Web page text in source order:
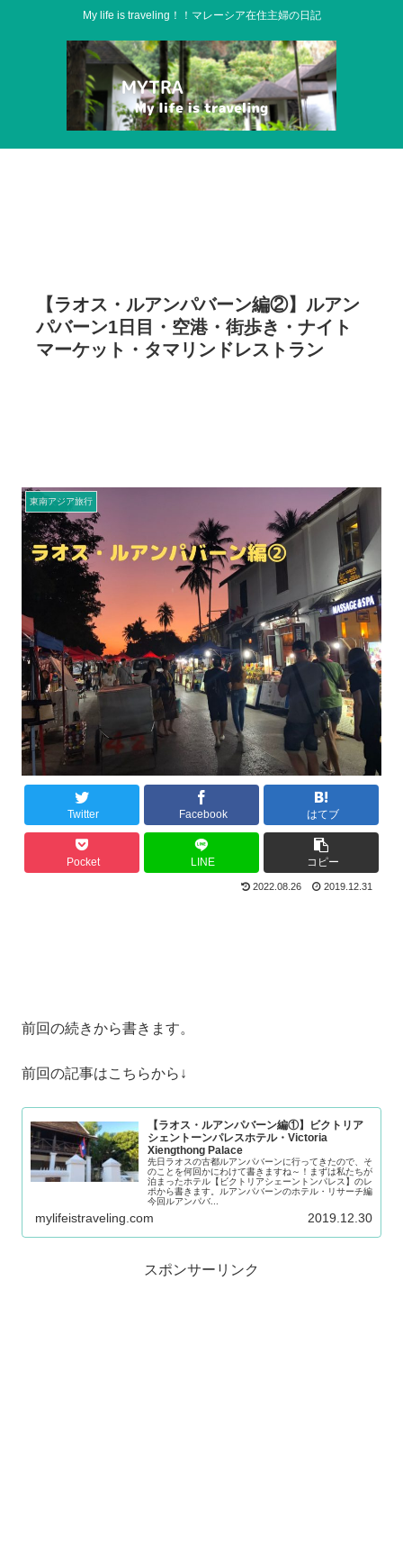
My life is traveling！！マレーシア在住主婦の日記
【ラオス・ルアンパバーン編②】ルアン
パバーン1日目・空港・街歩き・ナイト
マーケット・タマリンドレストラン
東南アジア旅行
Twitter Facebook はてブ
Pocket LINE コピー
2022.08.26 2019.12.31
前回の続きから書きます。
前回の記事はこちらから↓
【ラオス・ルアンパバーン編①】ビクトリア
シェントーンパレスホテル・Victoria
Xiengthong Palace
先日ラオスの古都ルアンパバーンに行ってきたので、そ
のことを何回かにわけて書きますね～！まずは私たちが
泊まったホテル【ビクトリアシェーントンパレス】のレ
ポから書きます。ルアンパバーンのホテル・リサーチ編
今回ルアンパバ...
mylifeistraveling.com 2019.12.30
スポンサーリンク